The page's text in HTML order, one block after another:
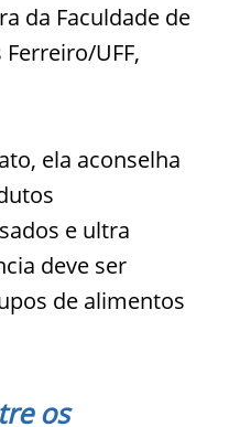
da Faculdade de
UFF,
ela aconselha
e ultra
deve ser
de alimentos
os